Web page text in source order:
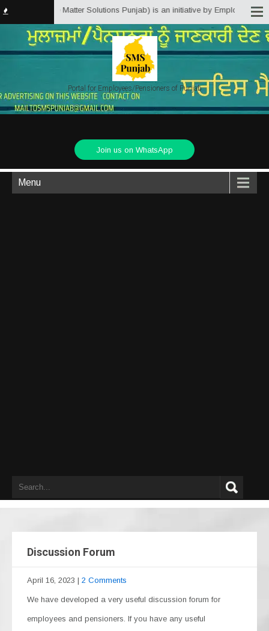
(Service Matter Solutions Punjab) is an initiative by Employees/
Portal for Employees/Pensioners of Punjab
Join us on WhatsApp
Menu
Discussion Forum
April 16, 2023 | 2 Comments
We have developed a very useful discussion forum for
employees and pensioners. If you have any useful